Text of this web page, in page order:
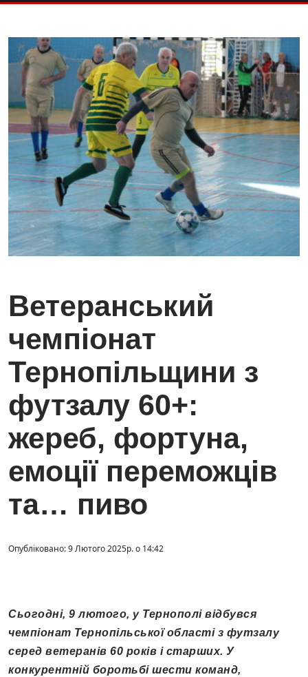
Ветеранський
чемпіонат
Тернопільщини з
футзалу 60+:
жереб, фортуна,
емоції переможців
та… пиво
Опубліковано: 9 Лютого 2025р. о 14:42
Сьогодні, 9 лютого, у Тернополі відбувся
чемпіонат Тернопільської області з футзалу
серед ветеранів 60 років і старших. У
конкурентній боротьбі шести команд,